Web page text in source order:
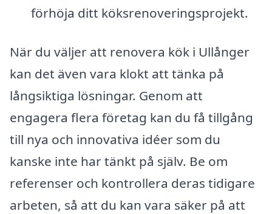
förhöja ditt köksrenoveringsprojekt.
När du väljer att renovera kök i Ullånger
kan det även vara klokt att tänka på
långsiktiga lösningar. Genom att
engagera flera företag kan du få tillgång
till nya och innovativa idéer som du
kanske inte har tänkt på själv. Be om
referenser och kontrollera deras tidigare
arbeten, så att du kan vara säker på att